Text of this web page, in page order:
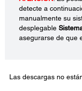
detecte a
manualmente su
desplegable
asegurarse de que
Las descargas no